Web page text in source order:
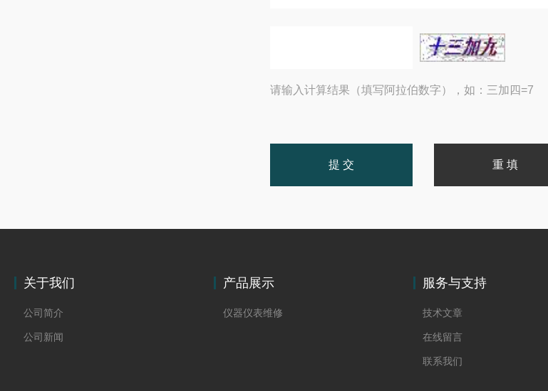
请输入计算结果（填写阿拉伯数字），如：三加四=7
关于我们
公司简介
公司新闻
产品展示
仪器仪表维修
服务与支持
技术文章
在线留言
联系我们